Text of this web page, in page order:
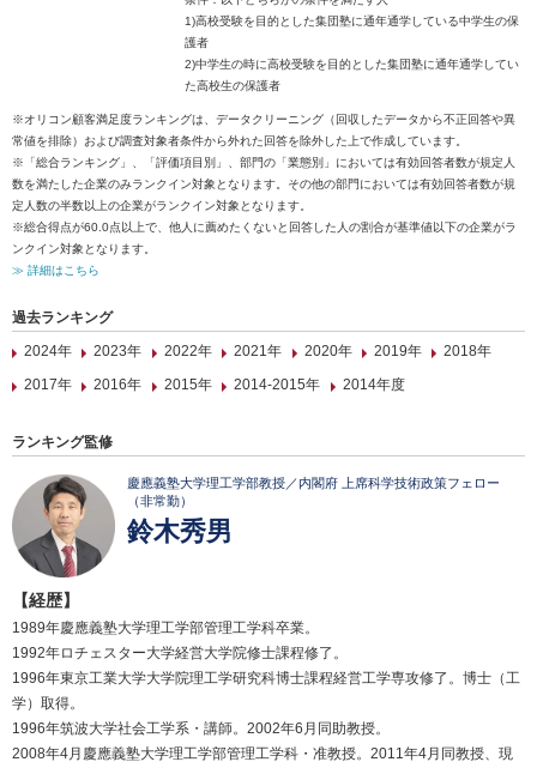
1)高校受験を目的とした集団塾に通年通学している中学生の保
護者
2)中学生の時に高校受験を目的とした集団塾に通年通学してい
た高校生の保護者
※オリコン顧客満足度ランキングは、データクリーニング（回収したデータから不正回答や異
常値を排除）および調査対象者条件から外れた回答を除外した上で作成しています。
※「総合ランキング」、「評価項目別」、部門の「業態別」においては有効回答者数が規定人
数を満たした企業のみランクイン対象となります。その他の部門においては有効回答者数が規
定人数の半数以上の企業がランクイン対象となります。
※総合得点が60.0点以上で、他人に薦めたくないと回答した人の割合が基準値以下の企業がラ
ンクイン対象となります。
≫ 詳細はこちら
過去ランキング
2024年
2023年 2022年 2021年 2020年 2019年
2018年
2017年
2016年 2015年 2014-2015年 2014年度
ランキング監修
慶應義塾大学理工学部教授／内閣府 上席科学技術政策フェロー
（非常勤）
鈴木秀男
【経歴】
1989年慶應義塾大学理工学部管理工学科卒業。
1992年ロチェスター大学経営大学院修士課程修了。
1996年東京工業大学大学院理工学研究科博士課程経営工学専攻修了。博士（工
学）取得。
1996年筑波大学社会工学系・講師。2002年6月同助教授。
2008年4月慶應義塾大学理工学部管理工学科・准教授。2011年4月同教授、現